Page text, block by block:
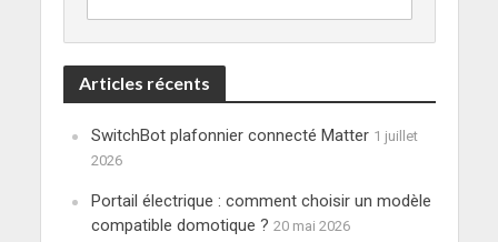
Articles récents
SwitchBot plafonnier connecté Matter 1 juillet
2026
Portail électrique : comment choisir un modèle
compatible domotique ? 20 mai 2026